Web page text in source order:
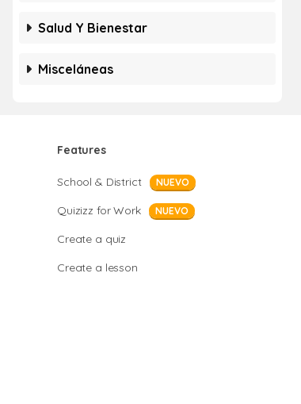
Salud Y Bienestar
Misceláneas
Features
School & District NUEVO
Quizizz for Work NUEVO
Create a quiz
Create a lesson